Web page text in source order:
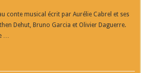
conte musical écrit par Aurélie Cabrel et ses
Dehut, Bruno Garcia et Olivier Daguerre.
…